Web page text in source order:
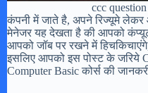
ccc
कंपनी में जाते है, अपने रिज्यूमे
मेनेजर यह देखता है की आपको
आपको जॉब पर रखने में
इसलिए आपको इस पोस्ट के जरिये
Computer Basic कोर्स की